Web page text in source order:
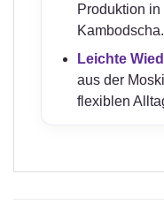
Produktion
Kambodscha.
Leichte
aus der
flexiblen